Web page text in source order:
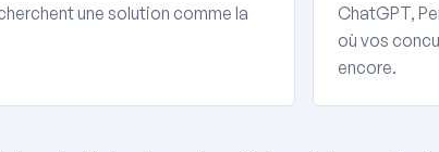
une solution comme la
ChatGPT,
où vos
encore.